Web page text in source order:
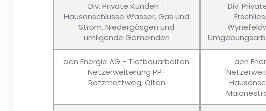
Div. Private Kunden -
Hausanschlüsse Wasser, Gas und
Strom, Niedergösgen und
umligende Gemeinden
Div.
aen Energie AG - Tiefbauarbeiten
Netzerweiterung PP-
Rötzmattweg, Olten
aen